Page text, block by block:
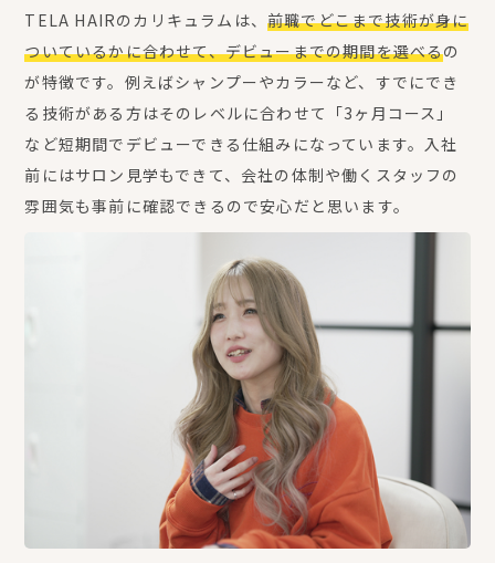
TELA HAIRのカリキュラムは、前職でどこまで技術が身に
ついているかに合わせて、デビューまでの期間を選べるの
が特徴です。例えばシャンプーやカラーなど、すでにでき
る技術がある方はそのレベルに合わせて「3ヶ月コース」
など短期間でデビューできる仕組みになっています。入社
前にはサロン見学もできて、会社の体制や働くスタッフの
雰囲気も事前に確認できるので安心だと思います。